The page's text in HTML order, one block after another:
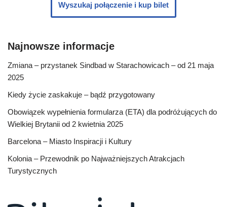
Wyszukaj połączenie i kup bilet
Najnowsze informacje
Zmiana – przystanek Sindbad w Starachowicach – od 21 maja
2025
Kiedy życie zaskakuje – bądź przygotowany
Obowiązek wypełnienia formularza (ETA) dla podróżujących do
Wielkiej Brytanii od 2 kwietnia 2025
Barcelona – Miasto Inspiracji i Kultury
Kolonia – Przewodnik po Najważniejszych Atrakcjach
Turystycznych